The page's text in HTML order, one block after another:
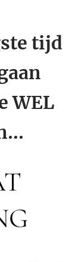
tijd
WEL